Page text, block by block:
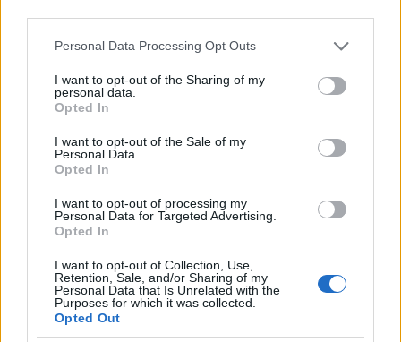
Please note that this website/app uses one or more Google
not limited to your visit or usage behaviour. You may click to
grant or deny consent to Google and its third-party tags to
use your data for below specified purposes in below Google
consent section.
Personal Data Processing Opt Outs
I want to opt-out of the Sharing of my
personal data.
Opted In
I want to opt-out of the Sale of my
Personal Data.
Opted In
I want to opt-out of processing my
Personal Data for Targeted Advertising.
Opted In
I want to opt-out of Collection, Use,
Retention, Sale, and/or Sharing of my
Personal Data that Is Unrelated with the
Purposes for which it was collected.
Opted Out
1944. Japán katonák elefántokkal
Burmában.